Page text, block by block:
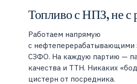
Топливо с НПЗ, не с
Работаем напрямую
с нефтеперерабатывающими
СЗФО. На каждую партию —
качества и ТТН. Никаких
цистерн от посредника.